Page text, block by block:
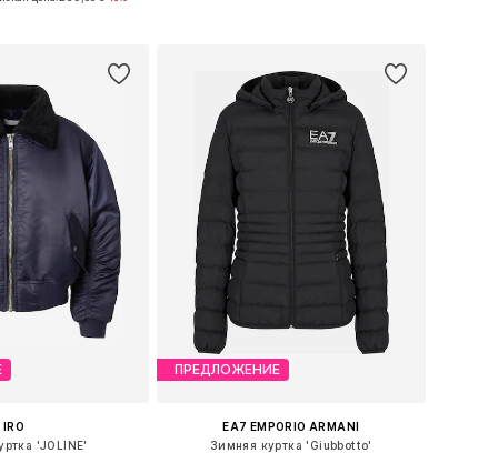
IRO
'JOLINE'
ПРЕДЛОЖЕНИЕ
EA7 EMPORIO ARMANI
Зимняя куртка 'Giubbotto'